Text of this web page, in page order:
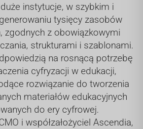
instytucje, w szybkim i
tysięcy zasobów
zgodnych z obowiązkowymi
strukturami i szablonami.
na rosnącą potrzebę
cyfryzacji w edukacji,
rozwiązanie do tworzenia
materiałów edukacyjnych
do ery cyfrowej.
i współzałożyciel Ascendia,